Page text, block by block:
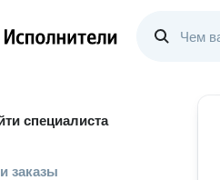
специалиста
заказы